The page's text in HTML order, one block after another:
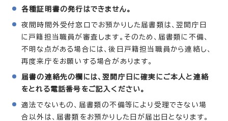
各種証明書の発行はできません。
夜間時間外受付窓口でお預かりした届書類は、翌開庁日
に戸籍担当職員が審査します。そのため、届書類に不備、
不明な点がある場合には、後日戸籍担当職員から連絡し、
再度来庁をお願いする場合があります。
届書の連絡先の欄には、翌開庁日に確実にご本人と連絡
をとれる電話番号をご記入ください。
適法でないもの、届書類の不備等により受理できない場
合以外は、届書類をお預かりした日が届出日となります。